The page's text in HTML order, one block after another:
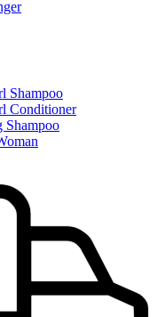
Shampoo
Conditioner